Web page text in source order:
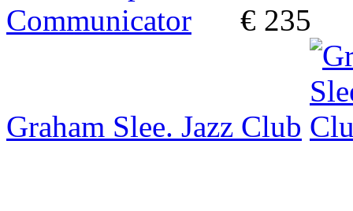
€ 235
Graham Slee. Jazz Club